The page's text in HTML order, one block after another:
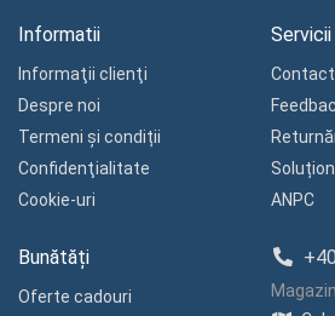
Informatii
Informaţii clienţi
Despre noi
Termeni și condiții
Confidenţialitate
Cookie-uri
Contact
ANPC
Bunătăți
Oferte cadouri